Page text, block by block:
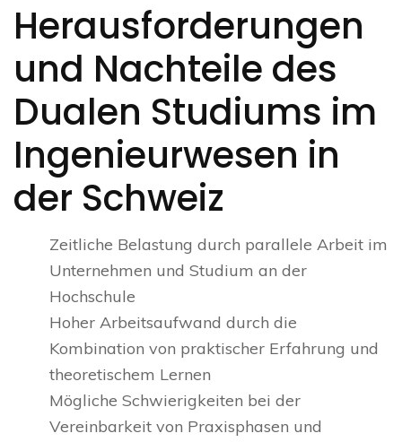
Herausforderungen
und Nachteile des
Dualen Studiums im
Ingenieurwesen in
der Schweiz
Zeitliche Belastung durch parallele Arbeit im
Unternehmen und Studium an der
Hochschule
Hoher Arbeitsaufwand durch die
Kombination von praktischer Erfahrung und
theoretischem Lernen
Mögliche Schwierigkeiten bei der
Vereinbarkeit von Praxisphasen und